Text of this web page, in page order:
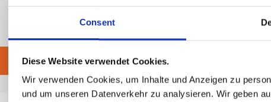
Consent
Diese Website verwendet Cookies.
Wir verwenden Cookies, um Inhalte und Anzeigen zu
und um unseren Datenverkehr zu analysieren. Wir geben